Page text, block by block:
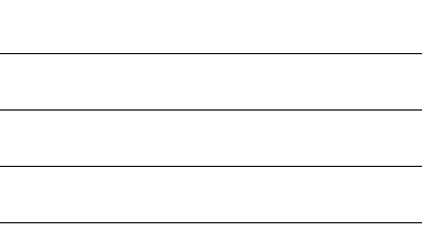
in den Ballon — jede Nadel könnte die letzte sein. Wer beim
genauso viel Spaß. Je mehr Spieler desto länger die
mitspielen. Für alle anderen ist es ein garantierter Spaß — der laute
Pausen oder als Aufwärmspiel. Danach will immer jemand